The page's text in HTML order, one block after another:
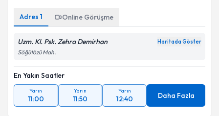
Adres 1 Online Görüşme
Uzm. Kl. Psk. Zehra Demirhan Haritada Göster
Söğütözü Mah.
En Yakın Saatler
Yarın
11:00
Yarın
11:50
Yarın
12:40 Daha Fazla